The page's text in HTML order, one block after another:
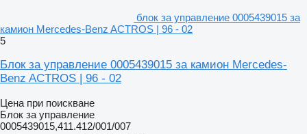
блок за управление 0005439015 за
камион Mercedes-Benz ACTROS | 96 - 02
5
Блок за управление 0005439015 за камион Mercedes-
Benz ACTROS | 96 - 02
Цена при поискване
Блок за управление
0005439015,411.412/001/007